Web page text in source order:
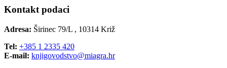
Kontakt podaci
Adresa: Širinec 79/L , 10314 Križ
Tel: +385 1 2335 420
E-mail: knjigovodstvo@miagra.hr